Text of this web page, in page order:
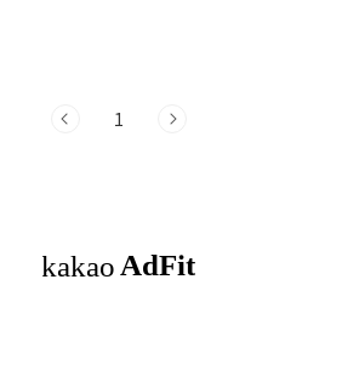
원통장입니다. 👧 누가 가입할 수 있을까? 아
1